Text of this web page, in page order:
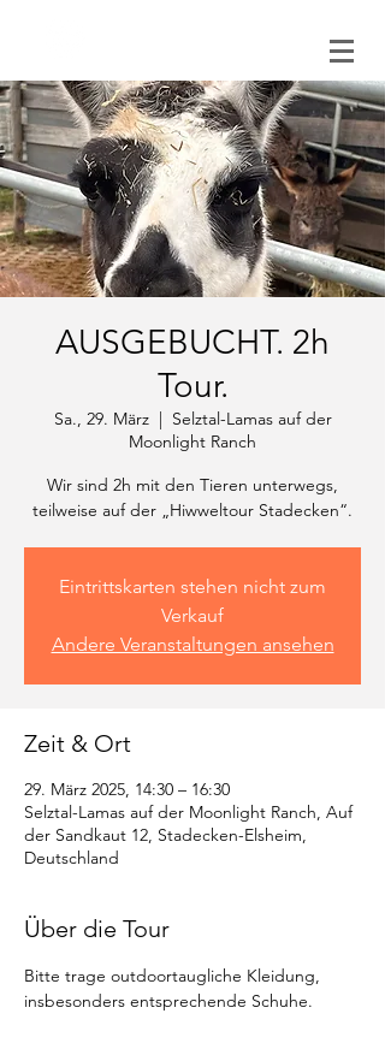
AUSGEBUCHT. 2h
Tour.
Sa., 29. März
  |
Selztal-Lamas auf der
Moonlight Ranch
Wir sind 2h mit den Tieren unterwegs,
teilweise auf der „Hiwweltour Stadecken“.
Eintrittskarten stehen nicht zum
Verkauf
Andere Veranstaltungen ansehen
Zeit & Ort
29. März 2025, 14:30 – 16:30
Selztal-Lamas auf der Moonlight Ranch, Auf
der Sandkaut 12, Stadecken-Elsheim,
Deutschland
Über die Tour
Bitte trage outdoortaugliche Kleidung,
insbesonders entsprechende Schuhe.